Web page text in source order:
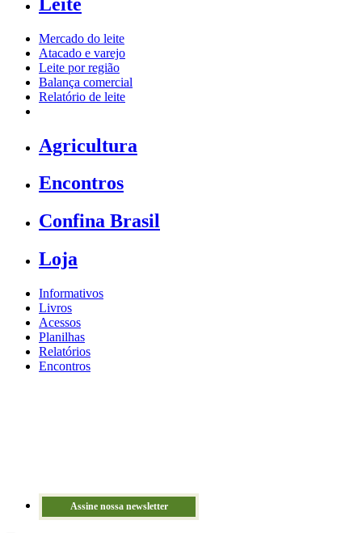
Mercado do leite
Atacado e varejo
Leite por região
Balança comercial
Relatório de leite
Agricultura
Encontros
Confina Brasil
Loja
Informativos
Livros
Acessos
Planilhas
Relatórios
Encontros
Assine nossa newsletter